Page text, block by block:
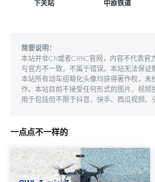
下关站 中原铁道
简要说明：
本站并非CR或者CRRC官网，内容不代表
与官方不一致，不属于错误。本站无法保证
本站所有动车组萌化头像均获得著作权，未
作。本站目前不接受任何形式的图片、视
用于包括但不限于抖音、快手、西瓜视频
一点点不一样的